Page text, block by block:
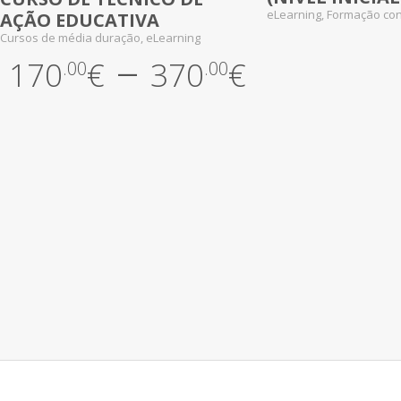
AÇÃO EDUCATIVA
Cursos de média duração, eLearning
170.00€ – 370.00€
eLearning, Formação